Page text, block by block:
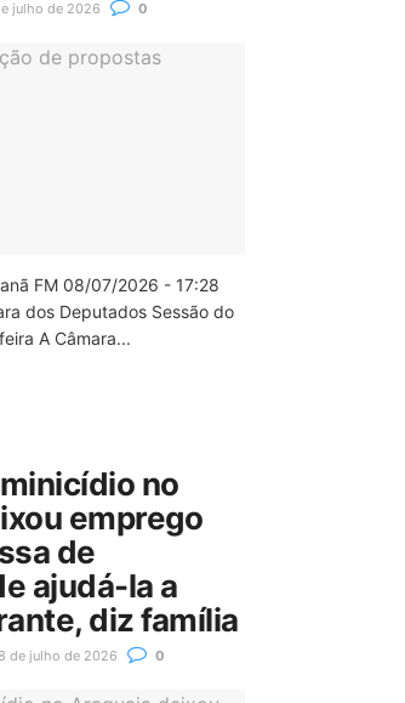
julho de 2026 0
FM 08/07/2026 - 17:28
dos Deputados Sessão do
A Câmara...
no
emprego
de
ajudá-la a
diz família
8 de julho de 2026 0